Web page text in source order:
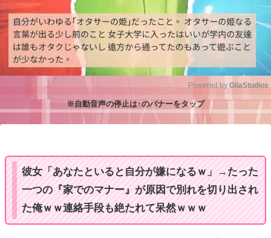
M
Powered by GliaStudios
※自動音声の停止は↑のバナーをタップ
彼女「あなたといると自分が嫌になるｗ」→たった
一つの『家でのマナー』が原因で別れを切り出され
た俺ｗｗ連絡手段も絶たれて呆然ｗｗｗ